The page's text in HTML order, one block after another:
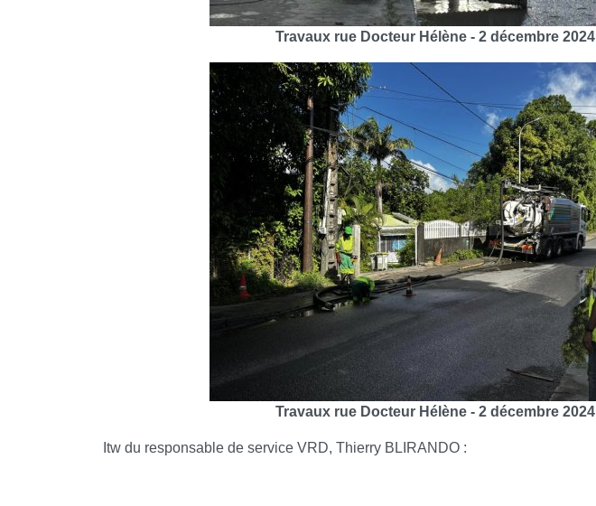
Travaux rue Docteur Hélène - 2 décembre 2024
Travaux rue Docteur Hélène - 2 décembre 2024
Itw du responsable de service VRD, Thierry BLIRANDO :